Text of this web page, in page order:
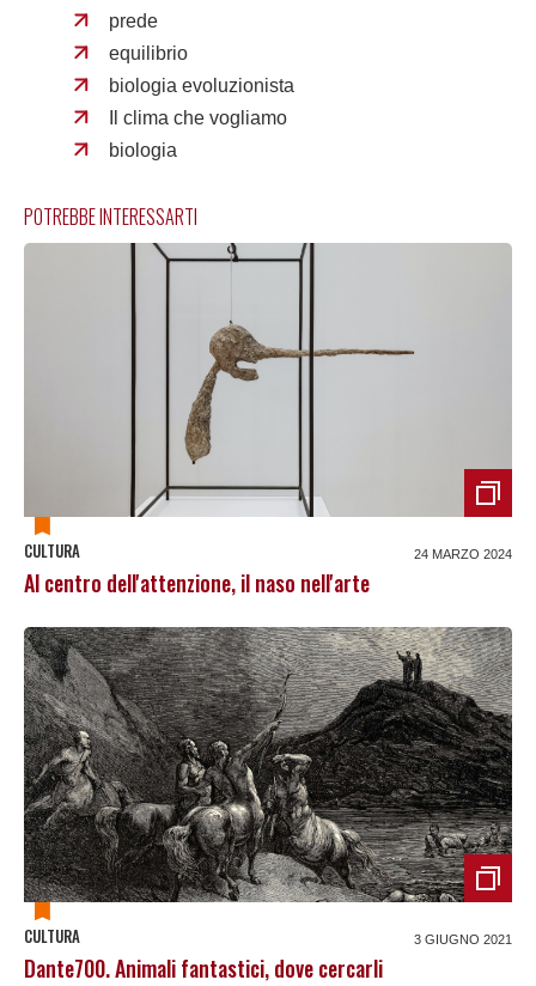
prede
equilibrio
biologia evoluzionista
Il clima che vogliamo
biologia
POTREBBE INTERESSARTI
CULTURA 24 MARZO 2024
Al centro dell'attenzione, il naso nell'arte
CULTURA 3 GIUGNO 2021
Dante700. Animali fantastici, dove cercarli